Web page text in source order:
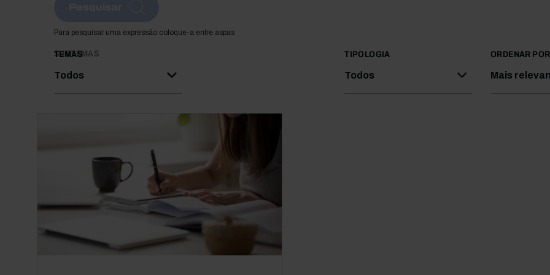
Para pesquisar uma expressão coloque-a entre aspas
TEMAS
Todos
SUBTEMAS TIPOLOGIA
Todos
ORDENAR POR
Mais